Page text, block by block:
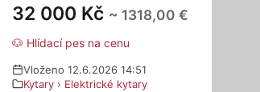
32 000 Kč ~ 1318,00 €
🐶 Hlídací pes na cenu
Vloženo 12.6.2026 14:51
Kytary › Elektrické kytary